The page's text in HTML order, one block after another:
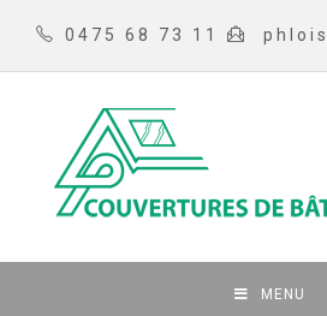
0475 68 73 11
MENU